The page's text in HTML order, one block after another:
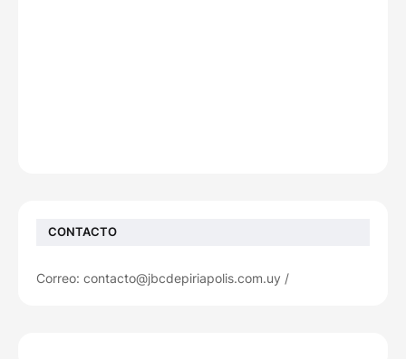
CONTACTO
Correo: contacto@jbcdepiriapolis.com.uy /